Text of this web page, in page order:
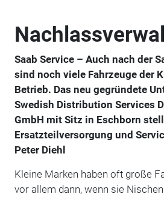
Saab Service – Auch nach der
sind noch viele Fahrzeuge der
Betrieb. Das neu gegründete
Swedish Distribution Services
GmbH mit Sitz in Eschborn
Ersatzteilversorgung und
Peter Diehl
Kleine Marken haben oft große
vor allem dann, wenn sie